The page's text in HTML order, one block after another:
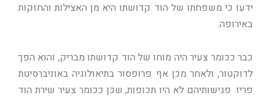
ידעו כי משפחתו של הוד קדושתו היא מן האצילות והחזקות
באירופה.
כבר ככומר צעיר היה מוחו של הוד קדושתו מבריק, והוא הפך
לדוקטור, ולאחר מכן אף פרופסור בתיאולוגיה באוניברסיטת
פריז. פגישותיהם לא היו תכופות, שכן ככומר צעיר שירת הוד